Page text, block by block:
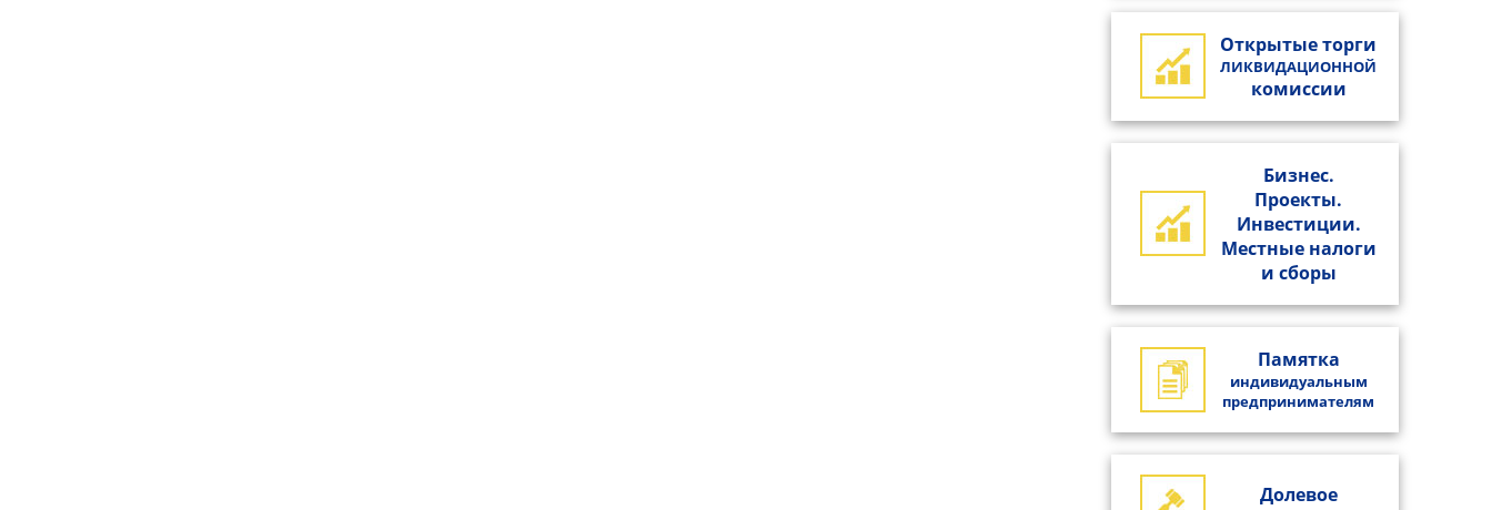
Открытые торги
ЛИКВИДАЦИОННОЙ
комиссии
Бизнес.
Проекты.
Инвестиции.
Местные налоги
и сборы
Памятка
индивидуальным
предпринимателям
Долевое